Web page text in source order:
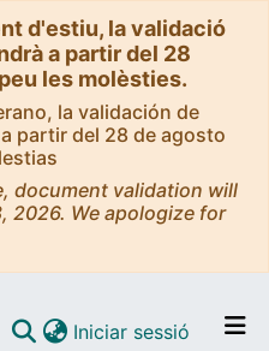
d'estiu, la validació
a partir del 28
les molèsties.
la validación de
partir del 28 de agosto
document validation will
2026. We apologize for
Iniciar sessió (current)